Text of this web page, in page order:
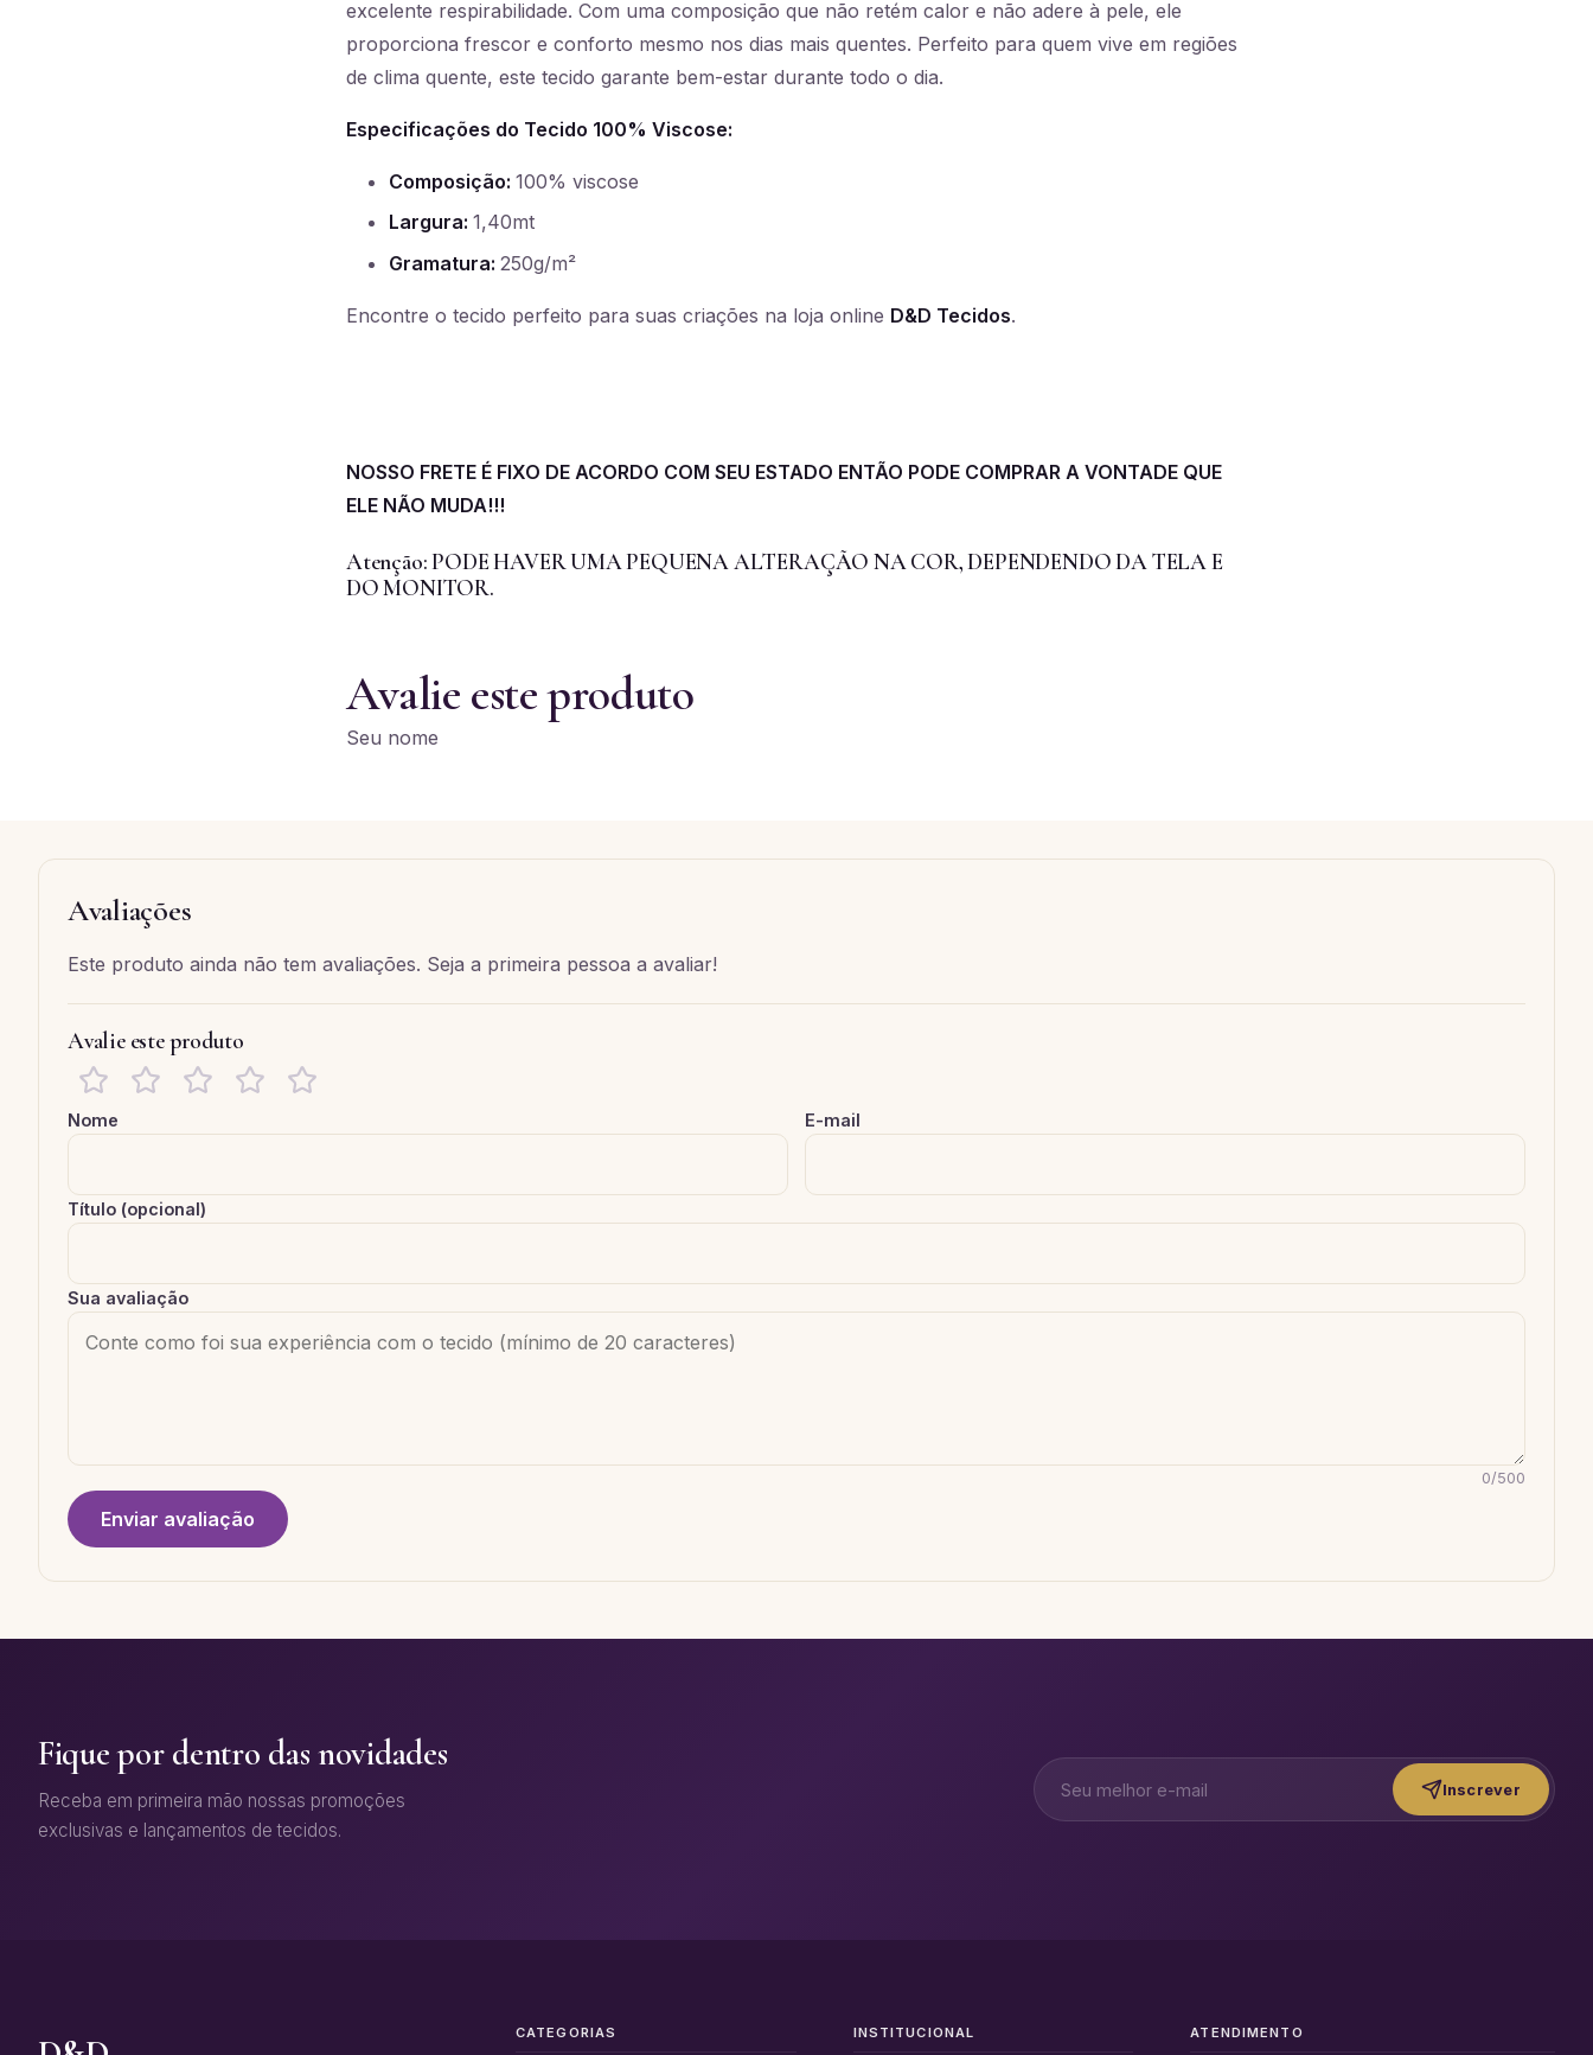
excelente respirabilidade. Com uma composição que não retém calor e não adere à pele, ele
proporciona frescor e conforto mesmo nos dias mais quentes. Perfeito para quem vive em regiões
de clima quente, este tecido garante bem-estar durante todo o dia.
Especificações do Tecido 100% Viscose:
Composição: 100% viscose
Largura: 1,40mt
Gramatura: 250g/m²
Encontre o tecido perfeito para suas criações na loja online D&D Tecidos.
NOSSO FRETE É FIXO DE ACORDO COM SEU ESTADO ENTÃO PODE COMPRAR A VONTADE QUE
ELE NÃO MUDA!!!
Atenção: PODE HAVER UMA PEQUENA ALTERAÇÃO NA COR, DEPENDENDO DA TELA E
DO MONITOR.
Avalie este produto
Seu nome
Avaliações
Este produto ainda não tem avaliações. Seja a primeira pessoa a avaliar!
Avalie este produto
Nome E-mail
Título (opcional)
Sua avaliação
0/500
Enviar avaliação
Fique por dentro das novidades
Receba em primeira mão nossas promoções
exclusivas e lançamentos de tecidos.
Inscrever
CATEGORIAS INSTITUCIONAL ATENDIMENTO